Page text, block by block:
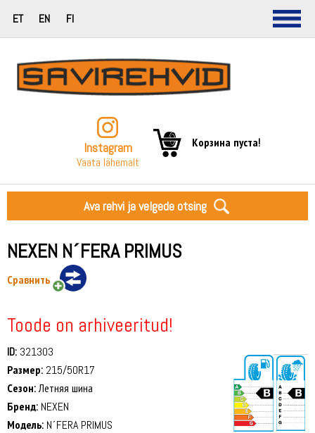
ET EN FI
Instagram
Vaata lähemalt
Корзина пуста!
Ava rehvi ja velgede otsing
NEXEN N´FERA PRIMUS
Сравнить
Toode on arhiveeritud!
ID: 321303
Размер: 215/50R17
Сезон:Летняя шина
Бренд: NEXEN
Модель: N´FERA PRIMUS